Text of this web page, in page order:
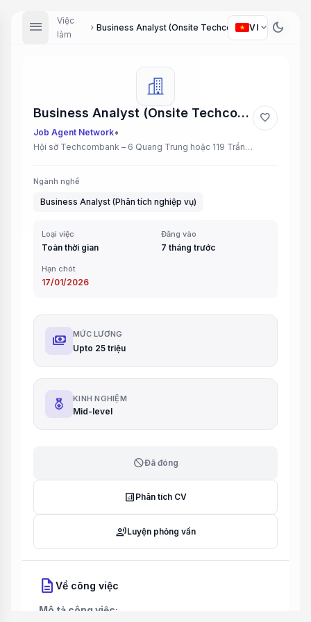
menu
Việc
làm
chevron_right Business Analyst (Onsite Techcombank) VI expand_more dark_mode
Business Analyst (Onsite Techcombank)
Job Agent Network•
Hội sở Techcombank – 6 Quang Trung hoặc 119 Trần Duy Hưng
favorite
Ngành nghề
Business Analyst (Phân tích nghiệp vụ)
Loại việc
Toàn thời gian
Đăng vào
7 tháng trước
Hạn chót
17/01/2026
payments MỨC LƯƠNG
Upto 25 triệu
KINH NGHIỆM
Mid-level
blockĐã đóng
analytics Phân tích CV
record_voice_overLuyện phỏng vấn
description Về công việc
Mô tả công việc: